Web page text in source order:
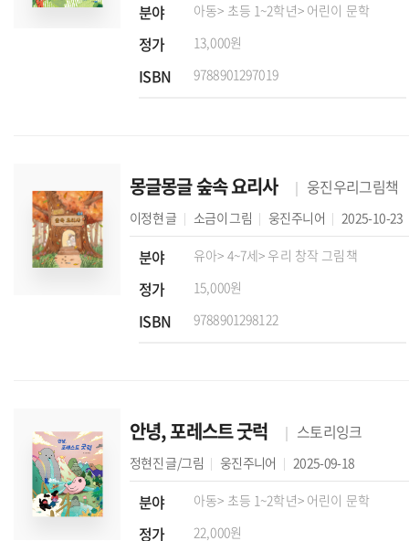
분야 아동> 초등 1~2학년> 어린이 문학
정가 13,000원
ISBN 9788901297019
몽글몽글 숲속 요리사 웅진우리그림책
이정현 글 소금이그림 웅진주니어 2025-10-23
분야 유아> 4~7세> 우리 창작 그림책
정가 15,000원
ISBN 9788901298122
안녕, 포레스트 굿럭 스토리잉크
정현진 글/그림 웅진주니어 2025-09-18
분야 아동> 초등 1~2학년> 어린이 문학
정가 22,000원